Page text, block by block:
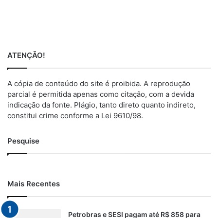
ATENÇÃO!
A cópia de conteúdo do site é proibida. A reprodução
parcial é permitida apenas como citação, com a devida
indicação da fonte. Plágio, tanto direto quanto indireto,
constitui crime conforme a Lei 9610/98.
Pesquise
Mais Recentes
Petrobras e SESI pagam até R$ 858 para